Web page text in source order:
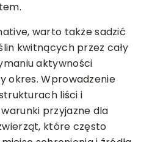
warto także sadzić
kwitnących przez cały
aktywności
okres. Wprowadzenie
liści i
przyjazne dla
które często